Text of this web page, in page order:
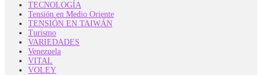
TECNOLOGÍA
Tensión en Medio Oriente
TENSIÓN EN TAIWÁN
Turismo
VARIEDADES
Venezuela
VITAL
VOLEY